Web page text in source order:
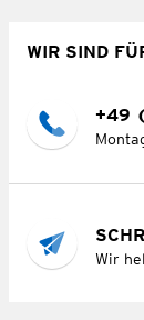
WIR SIND
+49
Wir